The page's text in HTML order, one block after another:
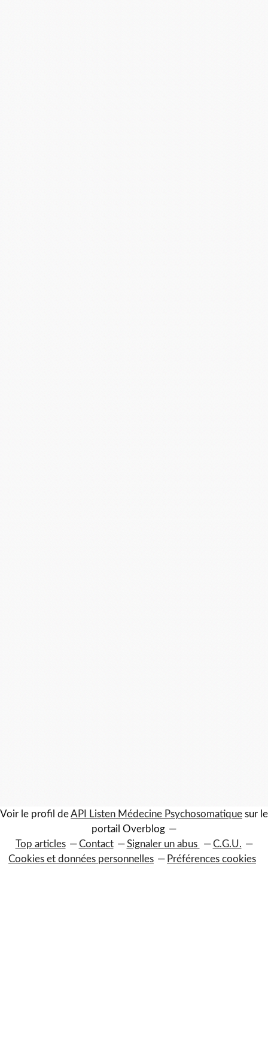
Voir le profil deAPI Listen Médecine Psychosomatique sur le
portail Overblog
Top articles
Contact Signaler un abus
C.G.U.
Cookies et données personnelles
Préférences cookies